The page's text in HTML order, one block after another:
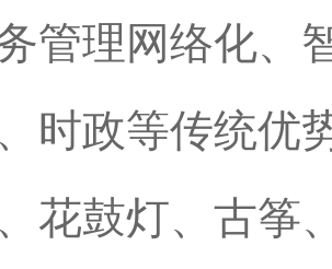
管理网络化、
时政等传统优
花鼓灯、古筝